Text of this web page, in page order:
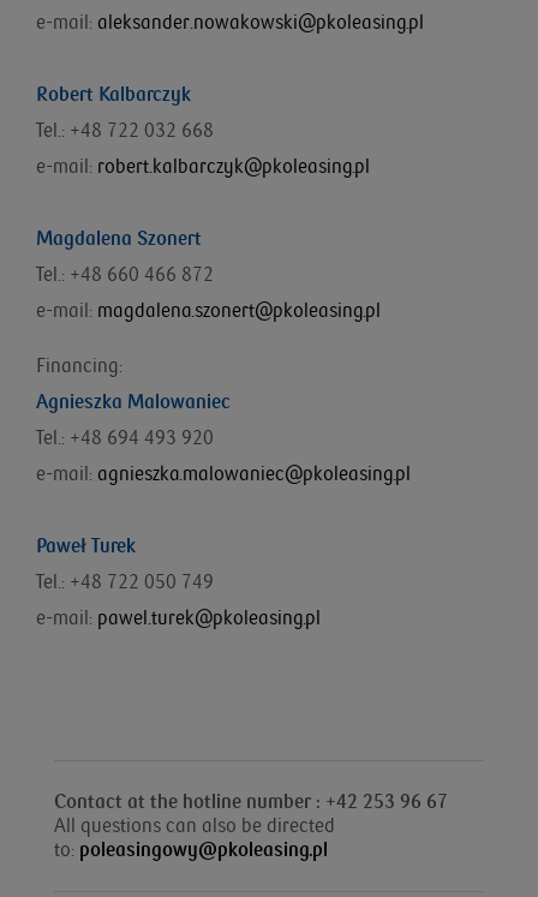
e-mail: aleksander.nowakowski@pkoleasing.pl
Robert Kalbarczyk
Tel.: +48 722 032 668
e-mail: robert.kalbarczyk@pkoleasing.pl
Magdalena Szonert
Tel.: +48 660 466 872
e-mail: magdalena.szonert@pkoleasing.pl
Financing:
Agnieszka Malowaniec
Tel.: +48 694 493 920
e-mail: agnieszka.malowaniec@pkoleasing.pl
Paweł Turek
Tel.: +48 722 050 749
e-mail: pawel.turek@pkoleasing.pl
Contact at the hotline number : +42 253 96 67
All questions can also be directed
to: poleasingowy@pkoleasing.pl